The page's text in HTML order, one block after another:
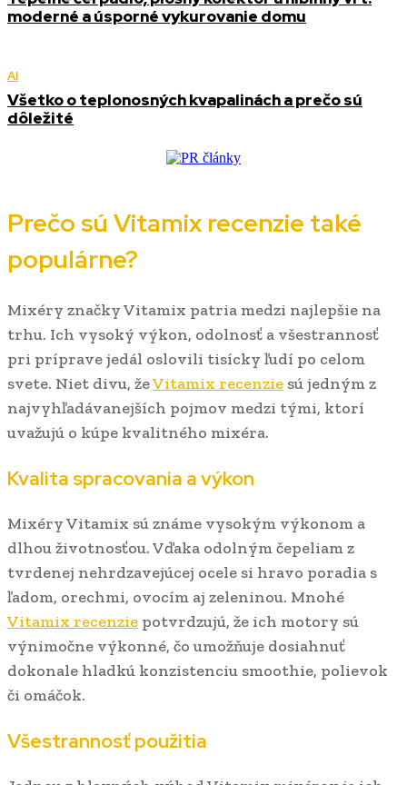
moderné a úsporné vykurovanie domu
AI
Všetko o teplonosných kvapalinách a prečo sú
dôležité
Prečo sú Vitamix recenzie také
populárne?
Mixéry značky Vitamix patria medzi najlepšie na
trhu. Ich vysoký výkon, odolnosť a všestrannosť
pri príprave jedál oslovili tisícky ľudí po celom
svete. Niet divu, žeVitamix recenzie sú jedným z
najvyhľadávanejších pojmov medzi tými, ktorí
uvažujú o kúpe kvalitného mixéra.
Kvalita spracovania a výkon
Mixéry Vitamix sú známe vysokým výkonom a
dlhou životnosťou. Vďaka odolným čepeliam z
tvrdenej nehrdzavejúcej ocele si hravo poradia s
ľadom, orechmi, ovocím aj zeleninou. Mnohé
Vitamix recenzie potvrdzujú, že ich motory sú
výnimočne výkonné, čo umožňuje dosiahnuť
dokonale hladkú konzistenciu smoothie, polievok
či omáčok.
Všestrannosť použitia